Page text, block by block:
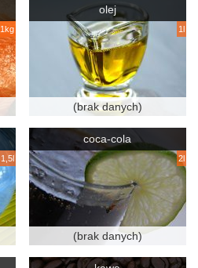
1kg
olej
1l
(brak danych)
1,5l
coca-cola
2l
(brak danych)